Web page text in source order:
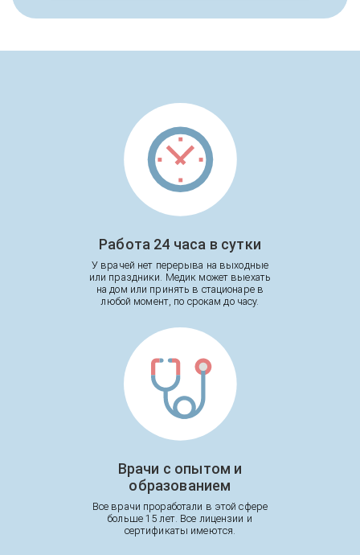
Работа 24 часа в сутки
У врачей нет перерыва на выходные
или праздники. Медик может выехать
на дом или принять в стационаре в
любой момент, по срокам до часу.
Врачи с опытом и
образованием
Все врачи проработали в этой сфере
больше 15 лет. Все лицензии и
сертификаты имеются.